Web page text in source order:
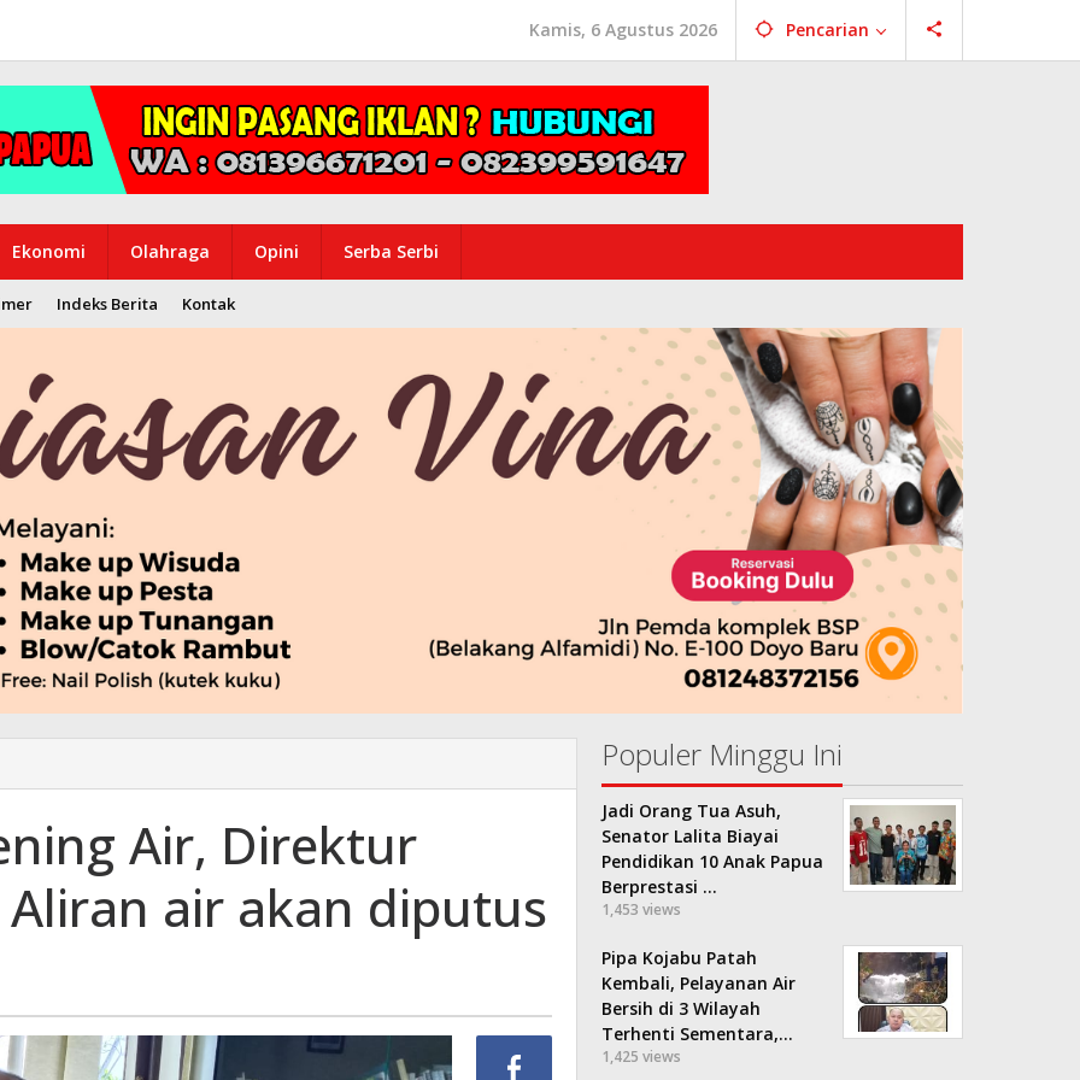
Kamis, 6 Agustus 2026 Pencarian
Ekonomi Olahraga Opini Serba Serbi
Indeks Berita Kontak
Air, Direktur
Aliran air akan diputus
Populer Minggu Ini
Jadi Orang Tua Asuh,
Senator Lalita Biayai
Pendidikan 10 Anak Papua
Berprestasi …
1,453 views
Pipa Kojabu Patah
Kembali, Pelayanan Air
Bersih di 3 Wilayah
Terhenti Sementara,…
1,425 views